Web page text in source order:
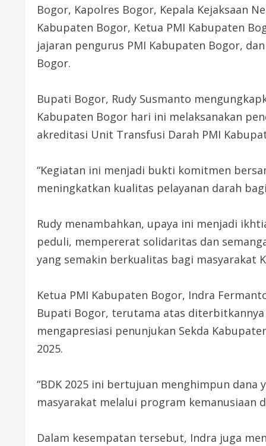
Bogor, Kapolres Bogor, Kepala Kejaksaan
Kabupaten Bogor, Ketua PMI Kabupaten
jajaran pengurus PMI Kabupaten Bogor,
Bogor.
Bupati Bogor, Rudy Susmanto
Kabupaten Bogor hari ini melaksanakan
akreditasi Unit Transfusi Darah PMI
“Kegiatan ini menjadi bukti komitmen
meningkatkan kualitas pelayanan darah
Rudy menambahkan, upaya ini menjadi
peduli, mempererat solidaritas dan
yang semakin berkualitas bagi masyarakat
Ketua PMI Kabupaten Bogor, Indra
Bupati Bogor, terutama atas diterbitkannya
mengapresiasi penunjukan Sekda
2025.
“BDK 2025 ini bertujuan menghimpun dana
masyarakat melalui program kemanusiaan
Dalam kesempatan tersebut, Indra juga